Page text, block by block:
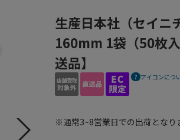
生産日本社（セイ
160mm 1袋（50枚
送品】
アイコンにつ
※通常3~8営業日での出荷となり